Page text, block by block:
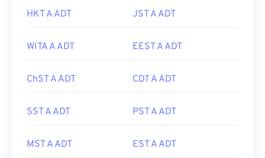
HKT A ADT JST A ADT
WITA A ADT EEST A ADT
ChST A ADT CDT A ADT
SST A ADT PST A ADT
MST A ADT EST A ADT